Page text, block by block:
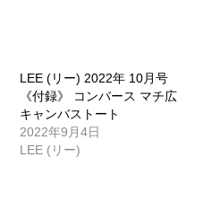
LEE (リー) 2022年 10月号
《付録》 コンバース マチ広
キャンバストート
2022年9月4日
LEE (リー)